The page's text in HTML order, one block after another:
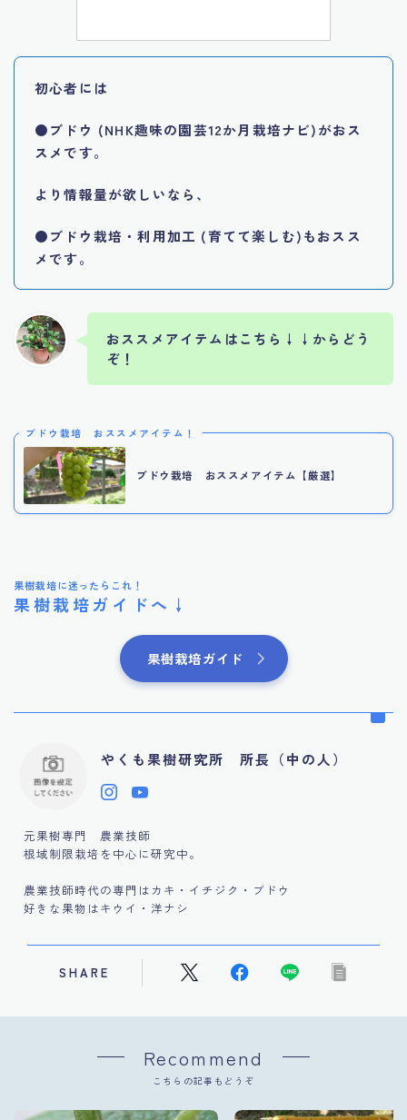
初心者には
●ブドウ (NHK趣味の園芸12か月栽培ナビ)がおス
スメです。
より情報量が欲しいなら、
●ブドウ栽培・利用加工 (育てて楽しむ)もおスス
メです。
おススメアイテムはこちら↓↓からどう
ぞ！
ブドウ栽培 おススメアイテム！
ブドウ栽培 おススメアイテム【厳選】
果樹栽培に迷ったらこれ！
果樹栽培ガイドへ↓
果樹栽培ガイド
やくも果樹研究所 所長（中の人）
元果樹専門 農業技師
根域制限栽培を中心に研究中。
農業技師時代の専門はカキ・イチジク・ブドウ
好きな果物はキウイ・洋ナシ
SHARE
Recommend
こちらの記事もどうぞ